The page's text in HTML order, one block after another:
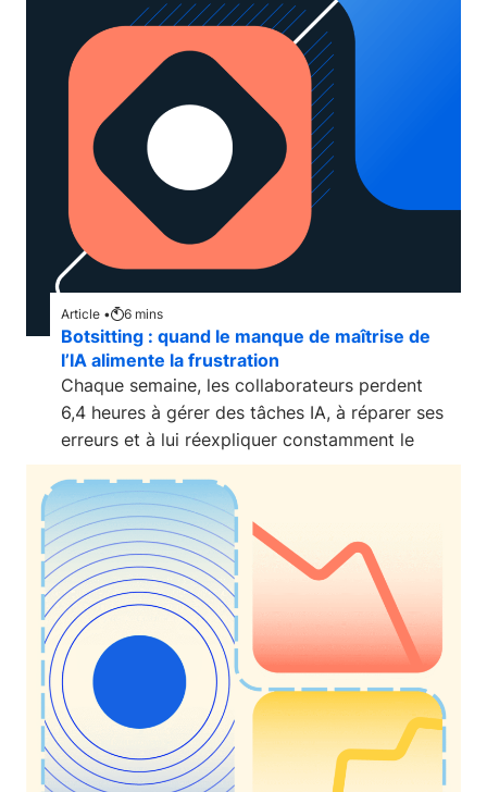
Article • 6 mins
Botsitting : quand le manque de maîtrise de
l’IA alimente la frustration
Chaque semaine, les collaborateurs perdent
6,4 heures à gérer des tâches IA, à réparer ses
erreurs et à lui réexpliquer constamment le